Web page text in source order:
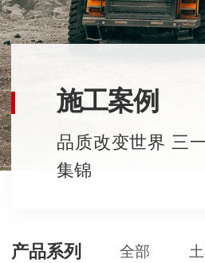
施工案例
品质改变世界 三
集锦
产品系列 全部